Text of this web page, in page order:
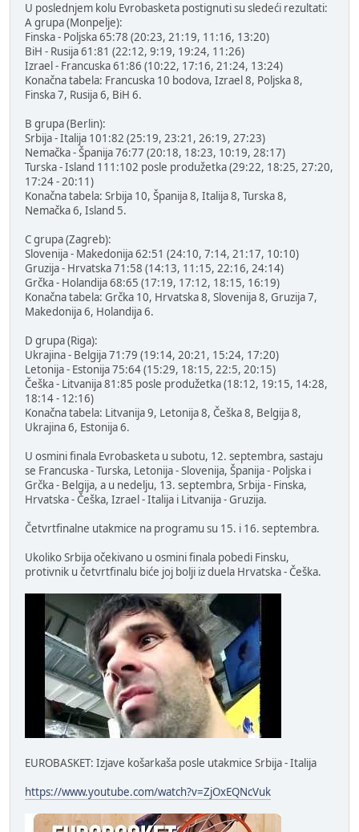
U poslednjem kolu Evrobasketa postignuti su sledeći rezultati:
A grupa (Monpelje):
Finska - Poljska 65:78 (20:23, 21:19, 11:16, 13:20)
BiH - Rusija 61:81 (22:12, 9:19, 19:24, 11:26)
Izrael - Francuska 61:86 (10:22, 17:16, 21:24, 13:24)
Konačna tabela: Francuska 10 bodova, Izrael 8, Poljska 8,
Finska 7, Rusija 6, BiH 6.
B grupa (Berlin):
Srbija - Italija 101:82 (25:19, 23:21, 26:19, 27:23)
Nemačka - Španija 76:77 (20:18, 18:23, 10:19, 28:17)
Turska - Island 111:102 posle produžetka (29:22, 18:25, 27:20,
17:24 - 20:11)
Konačna tabela: Srbija 10, Španija 8, Italija 8, Turska 8,
Nemačka 6, Island 5.
C grupa (Zagreb):
Slovenija - Makedonija 62:51 (24:10, 7:14, 21:17, 10:10)
Gruzija - Hrvatska 71:58 (14:13, 11:15, 22:16, 24:14)
Grčka - Holandija 68:65 (17:19, 17:12, 18:15, 16:19)
Konačna tabela: Grčka 10, Hrvatska 8, Slovenija 8, Gruzija 7,
Makedonija 6, Holandija 6.
D grupa (Riga):
Ukrajina - Belgija 71:79 (19:14, 20:21, 15:24, 17:20)
Letonija - Estonija 75:64 (15:29, 18:15, 22:5, 20:15)
Češka - Litvanija 81:85 posle produžetka (18:12, 19:15, 14:28,
18:14 - 12:16)
Konačna tabela: Litvanija 9, Letonija 8, Češka 8, Belgija 8,
Ukrajina 6, Estonija 6.
U osmini finala Evrobasketa u subotu, 12. septembra, sastaju
se Francuska - Turska, Letonija - Slovenija, Španija - Poljska i
Grčka - Belgija, a u nedelju, 13. septembra, Srbija - Finska,
Hrvatska - Češka, Izrael - Italija i Litvanija - Gruzija.
Četvrtfinalne utakmice na programu su 15. i 16. septembra.
Ukoliko Srbija očekivano u osmini finala pobedi Finsku,
protivnik u četvrtfinalu biće joj bolji iz duela Hrvatska - Češka.
EUROBASKET: Izjave košarkaša posle utakmice Srbija - Italija
https://www.youtube.com/watch?v=ZjOxEQNcVuk